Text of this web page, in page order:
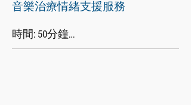
音樂治療情緒支援服務
​時間: 50分鐘​